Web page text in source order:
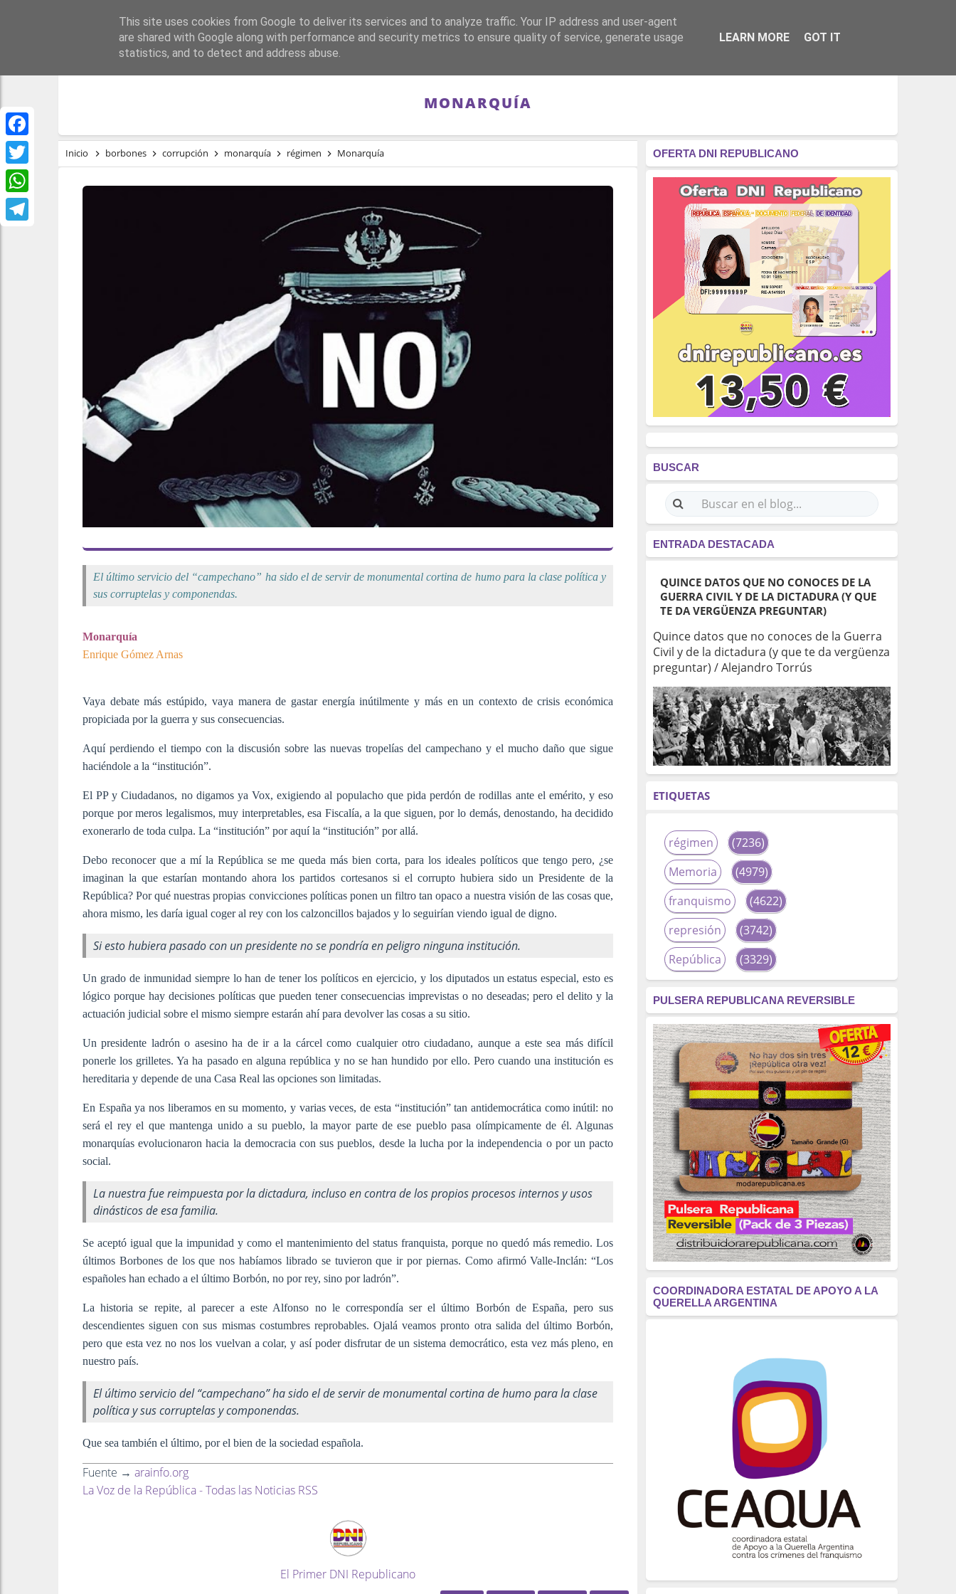
Facebook
Twitter
WhatsApp
PORTADA REPÚBLICA FRANQUISMO GUERRA DE ESPAÑA MEMORIA RÉGIMEN - MONARQUÍA
MONARQUÍA
Inicio borbones corrupción monarquía régimen Monarquía
El último servicio del “campechano” ha sido el de servir de monumental cortina de humo para la clase política y
sus corruptelas y componendas.
Monarquía
Enrique Gómez Arnas
Vaya debate más estúpido, vaya manera de gastar energía inútilmente y más en un contexto de crisis económica
propiciada por la guerra y sus consecuencias.
Aquí perdiendo el tiempo con la discusión sobre las nuevas tropelías del campechano y el mucho daño que sigue
haciéndole a la “institución”.
El PP y Ciudadanos, no digamos ya Vox, exigiendo al populacho que pida perdón de rodillas ante el emérito, y eso
porque por meros legalismos, muy interpretables, esa Fiscalía, a la que siguen, por lo demás, denostando, ha decidido
exonerarlo de toda culpa. La “institución” por aquí la “institución” por allá.
Debo reconocer que a mí la República se me queda más bien corta, para los ideales políticos que tengo pero, ¿se
imaginan la que estarían montando ahora los partidos cortesanos si el corrupto hubiera sido un Presidente de la
República? Por qué nuestras propias convicciones políticas ponen un filtro tan opaco a nuestra visión de las cosas que,
ahora mismo, les daría igual coger al rey con los calzoncillos bajados y lo seguirían viendo igual de digno.
Si esto hubiera pasado con un presidente no se pondría en peligro ninguna institución.
Un grado de inmunidad siempre lo han de tener los políticos en ejercicio, y los diputados un estatus especial, esto es
lógico porque hay decisiones políticas que pueden tener consecuencias imprevistas o no deseadas; pero el delito y la
actuación judicial sobre el mismo siempre estarán ahí para devolver las cosas a su sitio.
Un presidente ladrón o asesino ha de ir a la cárcel como cualquier otro ciudadano, aunque a este sea más difícil
ponerle los grilletes. Ya ha pasado en alguna república y no se han hundido por ello. Pero cuando una institución es
hereditaria y depende de una Casa Real las opciones son limitadas.
En España ya nos liberamos en su momento, y varias veces, de esta “institución” tan antidemocrática como inútil: no
será el rey el que mantenga unido a su pueblo, la mayor parte de ese pueblo pasa olímpicamente de él. Algunas
monarquías evolucionaron hacia la democracia con sus pueblos, desde la lucha por la independencia o por un pacto
social.
La nuestra fue reimpuesta por la dictadura, incluso en contra de los propios procesos internos y usos
dinásticos de esa familia.
Se aceptó igual que la impunidad y como el mantenimiento del status franquista, porque no quedó más remedio. Los
últimos Borbones de los que nos habíamos librado se tuvieron que ir por piernas. Como afirmó Valle-Inclán: “Los
españoles han echado a el último Borbón, no por rey, sino por ladrón”.
La historia se repite, al parecer a este Alfonso no le correspondía ser el último Borbón de España, pero sus
descendientes siguen con sus mismas costumbres reprobables. Ojalá veamos pronto otra salida del último Borbón,
pero que esta vez no nos los vuelvan a colar, y así poder disfrutar de un sistema democrático, esta vez más pleno, en
nuestro país.
El último servicio del “campechano” ha sido el de servir de monumental cortina de humo para la clase
política y sus corruptelas y componendas.
Que sea también el último, por el bien de la sociedad española.
Fuente → arainfo.org
La Voz de la República - Todas las Noticias RSS
El Primer DNI Republicano
OFERTA DNI REPUBLICANO
BUSCAR
ENTRADA DESTACADA
QUINCE DATOS QUE NO CONOCES DE LA
GUERRA CIVIL Y DE LA DICTADURA (Y QUE
TE DA VERGÜENZA PREGUNTAR)
Quince datos que no conoces de la Guerra
Civil y de la dictadura (y que te da vergüenza
preguntar) / Alejandro Torrús
ETIQUETAS
régimen
(7236)
Memoria
(4979)
franquismo
(4622)
represión
(3742)
República
(3329)
fascismo
(2677)
tardofranquismo
(2320)
Actualidad
(2319)
monarquía
(2253)
borbones
(2176)
Cultura
(2163)
Guerra
(1674)
genocidio
(1234)
mujer
(1070)
Eventos
(914)
Crímenes del franquismo
(721)
(699)
(607)
neofranquismo
(567)
Justicia Universal
Derechos Humanos
(522)
Nacionalcatolicismo
(514)
PULSERA REPUBLICANA REVERSIBLE
COORDINADORA ESTATAL DE APOYO A LA
QUERELLA ARGENTINA
This site uses cookies from Google to deliver its services and to analyze traffic. Your IP address and user-agent
are shared with Google along with performance and security metrics to ensure quality of service, generate usage
statistics, and to detect and address abuse.
LEARN MORE GOT IT